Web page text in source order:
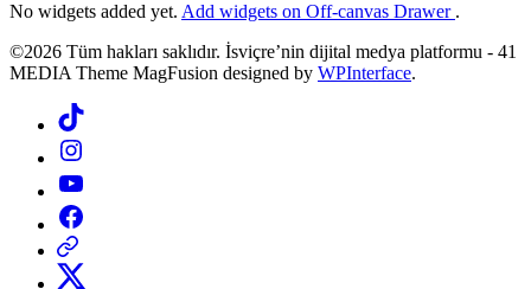
No widgets added yet. Add widgets on Off-canvas Drawer .
©2026 Tüm hakları saklıdır. İsviçre’nin dijital medya platformu - 41
MEDIA Theme MagFusion designed by WPInterface.
Tiktok
Instagram
YouTube
Facebook
Threads
X